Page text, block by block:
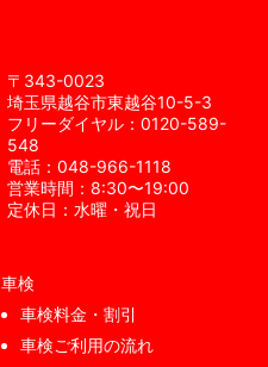
〒343-0023
埼⽟県越⾕市東越⾕10-5-3
フリーダイヤル：0120-589-
548
電話：048-966-1118
営業時間：8:30〜19:00
定休⽇：⽔曜・祝⽇
車検
車検料金・割引
車検ご利用の流れ